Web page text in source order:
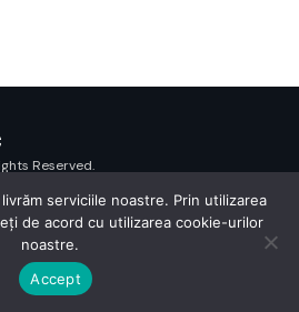
Reserved.
serviciile noastre. Prin utilizarea
de acord cu utilizarea cookie-urilor
noastre.
Accept